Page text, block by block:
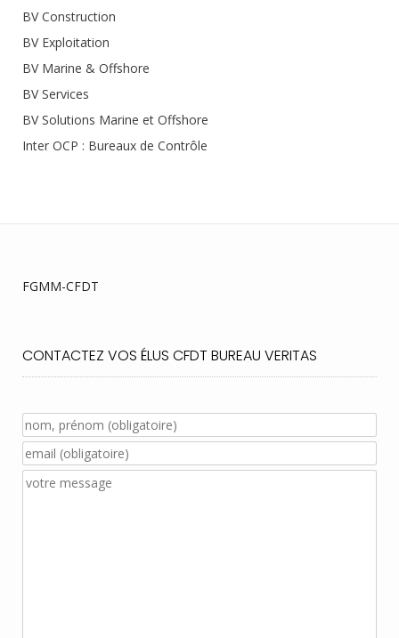
BV Construction
BV Exploitation
BV Marine & Offshore
BV Services
BV Solutions Marine et Offshore
Inter OCP : Bureaux de Contrôle
FGMM-CFDT
CONTACTEZ VOS ÉLUS CFDT BUREAU VERITAS